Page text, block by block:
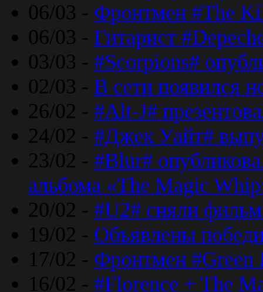
06/03 - Фронтмен #The
06/03 - Гитарист
03/03 - #Scorpions#
02/03 - В сети появился
26/02 - #Alt-J#
24/02 - #Джек Уайт#
23/02 - #Blur#
альбома «The Magic
20/02 - #U2# сняли
19/02 - Объявлены
17/02 - Фронтмен #Green
16/02 - #Florence + The